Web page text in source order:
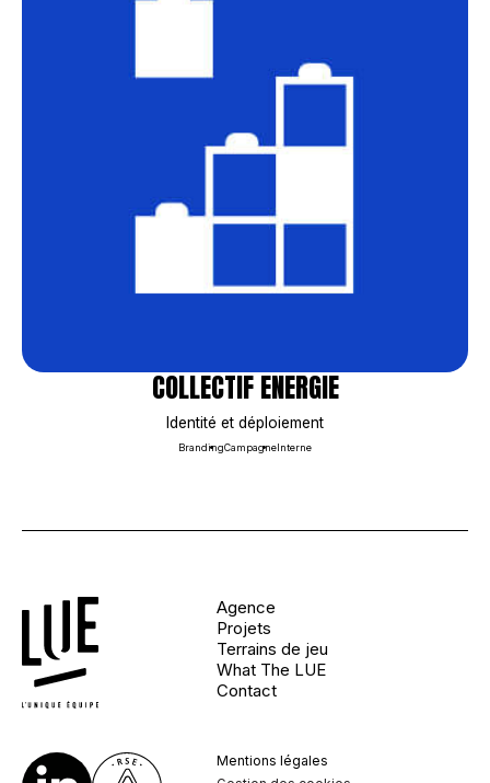
COLLECTIF ENERGIE
Identité et déploiement
BrandingCampagneInterne
Agence
Projets
Terrains de jeu
What The LUE
Contact
Mentions légales